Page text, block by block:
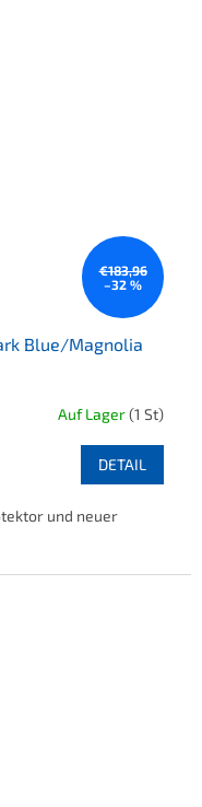
€183,96
–32 %
Blue/Magnolia
Auf Lager(1 St)
DETAIL
und neuer